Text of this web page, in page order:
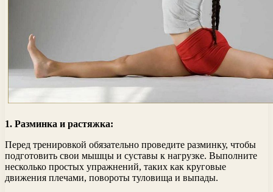
1. Разминка и растяжка:
Перед тренировкой обязательно проведите разминку, чтобы
подготовить свои мышцы и суставы к нагрузке. Выполните
несколько простых упражнений, таких как круговые
движения плечами, повороты туловища и выпады.